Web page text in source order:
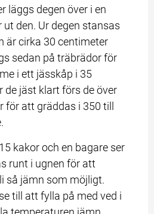
läggs degen över i en
den. Ur degen stansas
är cirka 30 centimeter
sedan på träbrädor för
i ett jässkåp i 35
de jäst klart förs de över
för att gräddas i 350 till
kakor och en bagare ser
runt i ugnen för att
så jämn som möjligt.
till att fylla på med ved i